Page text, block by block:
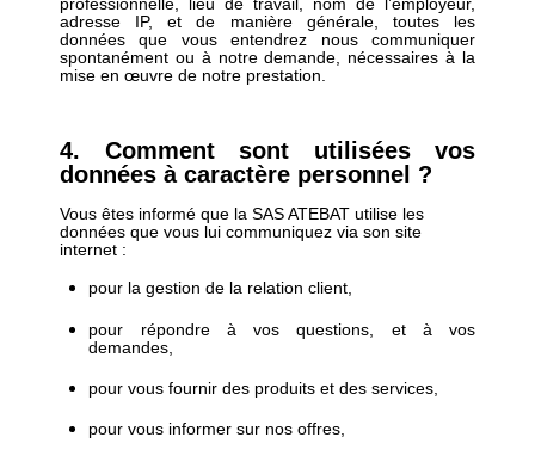
professionnelle, lieu de travail, nom de l’employeur,
adresse IP, et de manière générale, toutes les
données que vous entendrez nous communiquer
spontanément ou à notre demande, nécessaires à la
mise en œuvre de notre prestation.
4. Comment sont utilisées vos
données à caractère personnel ?
Vous êtes informé que la SAS ATEBAT utilise les
données que vous lui communiquez via son site
internet :
pour la gestion de la relation client,
pour répondre à vos questions, et à vos
demandes,
pour vous fournir des produits et des services,
pour vous informer sur nos offres,